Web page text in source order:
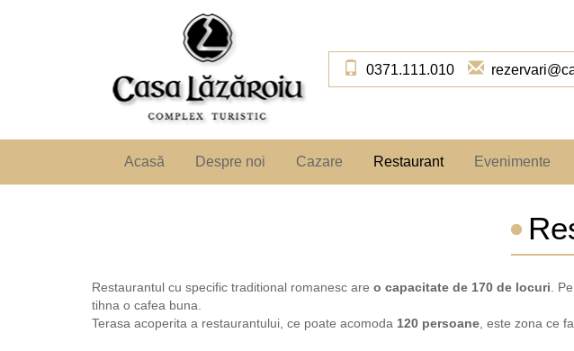
0371.111.010
Acasă Despre noi Cazare Restaurant Evenimente
Restaurantul cu specific traditional romanesc are o capacitate de 170 de locuri .
tihna o cafea buna.
Terasa acoperita a restaurantului, ce poate acomoda 120 persoane , este zona ce